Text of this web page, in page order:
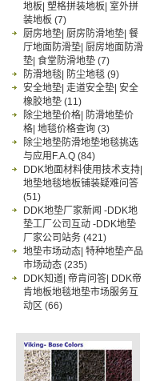
地板| 塑格拼装地板| 室外拼
装地板 (7)
厨房地垫| 厨房防滑地垫| 餐
厅地面防滑垫| 厨房地面防滑
垫| 食堂防滑地垫 (7)
防滑地毯| 防尘地毯 (9)
安全地垫| 走道安全垫| 安全
橡胶地垫 (11)
除尘地垫价格| 防滑地垫价
格| 地毯价格查询 (3)
除尘地垫防滑地垫地毯挑选
与应用F.A.Q (84)
DDK地面材料使用技术支持|
地垫地毯地板铺装疑难问答
(51)
DDK地垫厂家新闻 -DDK地
垫工厂公司互动 -DDK地垫
厂家公司站务 (421)
地垫市场动态| 特种地垫产品
市场动态 (235)
DDK知道| 帝肯问答| DDK帝
肯地板地毯地垫市场服务互
动区 (66)